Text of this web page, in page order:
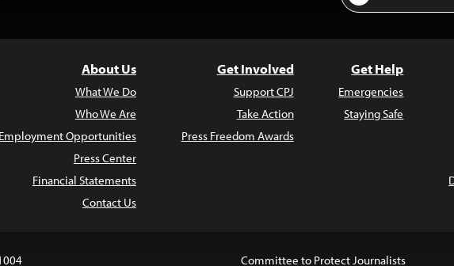
Get Help
Emergencies
Staying Safe
Get Involved
Support CPJ
Take Action
Press Freedom Awards
About Us
What We Do
Who We Are
Employment Opportunities
Press Center
Financial Statements
Contact Us
Committee to Protect Journalists